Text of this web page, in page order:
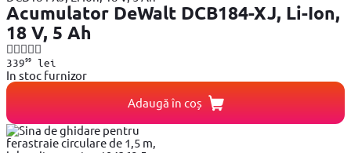
Acumulator DeWalt DCB184-XJ, Li-Ion,
18 V, 5 Ah
33999lei
In stoc furnizor
Adaugă în coș